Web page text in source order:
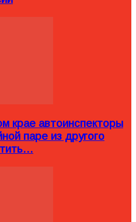
крае автоинспекторы
паре из другого